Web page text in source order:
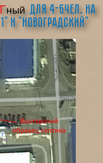
ныйдля 4-6чел. на
и "Новоградский"